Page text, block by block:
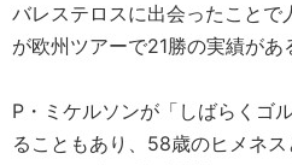
バレステロスに出会ったことで
が欧州ツアーで21勝の実績があ
P・ミケルソンが「しばらくゴ
ることもあり、58歳のヒメネ